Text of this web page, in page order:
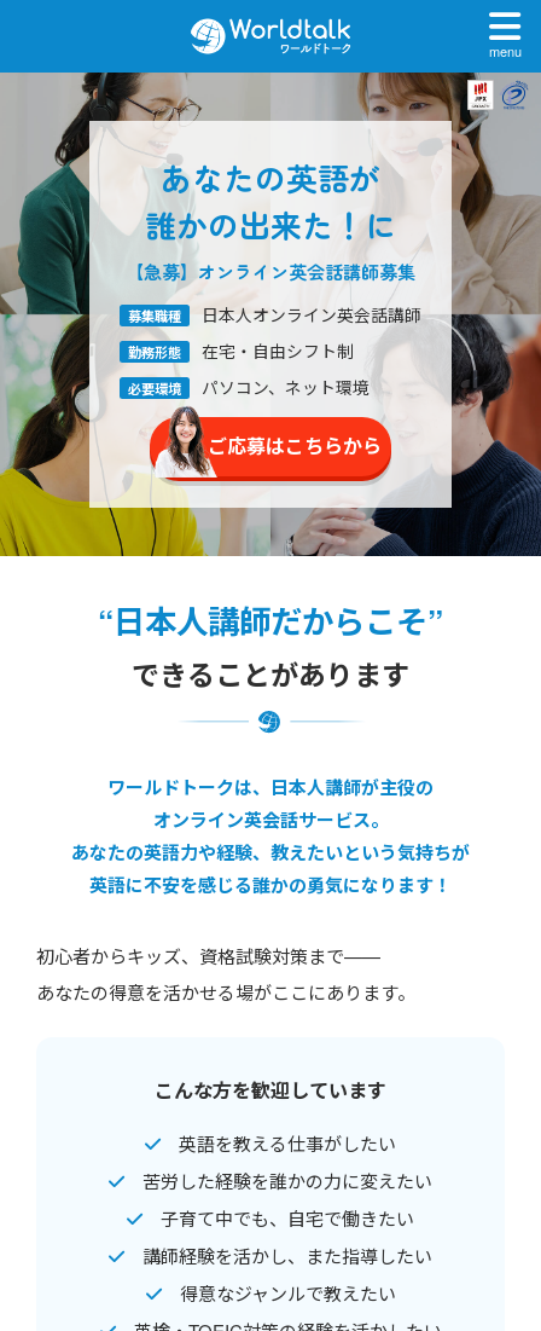
menu
あなたの英語が
誰かの出来た！に
【急募】オンライン英会話講師募集
募集職種 日本人オンライン英会話講師
勤務形態 在宅・自由シフト制
必要環境 パソコン、ネット環境
ご応募はこちらから
“日本人講師だからこそ”
できることがあります
ワールドトークは、日本人講師が主役の
オンライン英会話サービス。
あなたの英語力や経験、教えたいという気持ちが
英語に不安を感じる誰かの勇気になります！
初心者からキッズ、資格試験対策まで——
あなたの得意を活かせる場がここにあります。
こんな方を歓迎しています
英語を教える仕事がしたい
苦労した経験を誰かの力に変えたい
子育て中でも、自宅で働きたい
講師経験を活かし、また指導したい
得意なジャンルで教えたい